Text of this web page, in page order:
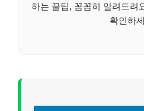
하는 꿀팁, 꼼꼼히 알려드려
확인하